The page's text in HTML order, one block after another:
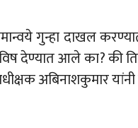
गुन्हा दाखल
देण्यात आले का? की
अबिनाशकुमार